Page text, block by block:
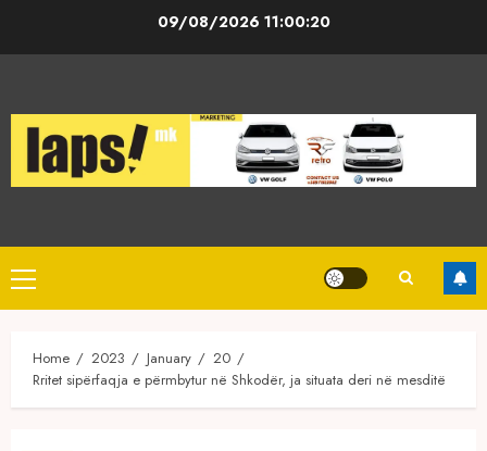
09/08/202611:00:21
Primary
Menu
Home 2023 January
20
Rritet sipërfaqja e përmbytur në Shkodër, ja situata deri në mesditë